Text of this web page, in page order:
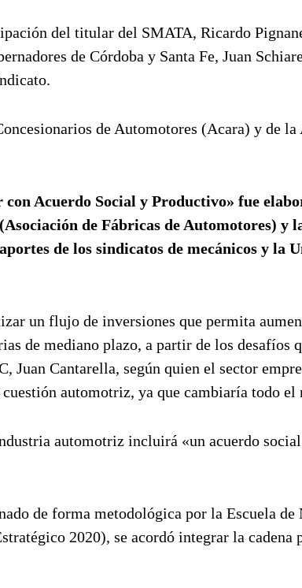
del titular del SMATA, Ricardo
de Córdoba y Santa Fe, Juan
de Automotores (Acara) y de la
Acuerdo Social y Productivo» fue
de Fábricas de Automotores) y
de los sindicatos de mecánicos y la
un flujo de inversiones que permita
de mediano plazo, a partir de los desafíos
Juan Cantarella, según quien el sector
automotriz, ya que cambiaría todo el
automotriz incluirá «un acuerdo
de forma metodológica por la Escuela de
2020), se acordó integrar la cadena